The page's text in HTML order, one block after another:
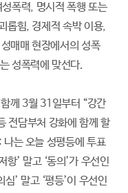
폭력, 명시적 폭행 또는
롭힘, 경제적 속박 이용,
매매 현장에서의 성폭
성폭력에 맞선다.
께 3월 31일부터 “강간
전담부처 강화에 함께 할
는 오늘 성평등에 투표
’ 말고 ‘동의’가 우선인
’ 말고 ‘평등’이 우선인